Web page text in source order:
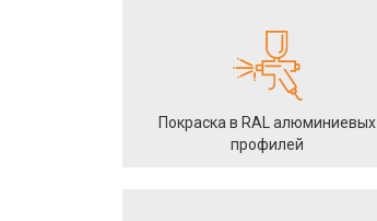
Покраска в RAL алюминиевых
профилей